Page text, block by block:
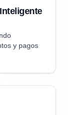
y pagos